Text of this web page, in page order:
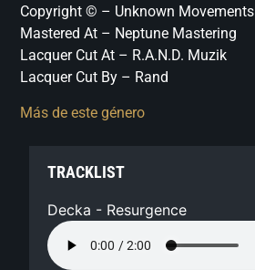
Copyright © – Unknown Movements
Mastered At – Neptune Mastering
Lacquer Cut At – R.A.N.D. Muzik
Lacquer Cut By – Rand
Más de este género
TRACKLIST
Decka - Resurgence